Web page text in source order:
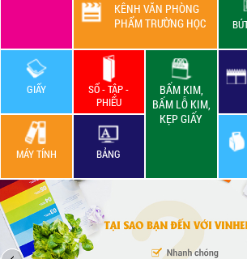
KÊNH VĂN PHÒNG
PHẨM TRƯỜNG HỌC
GIẤY
SỔ - TẬP -
PHIẾU
BẤM KIM,
BẤM LỖ KIM,
KẸP GIẤY
MÁY TÍNH BẢNG